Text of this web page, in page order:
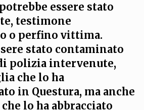
essere stato
testimone
o perfino vittima.
stato contaminato
polizia intervenute,
che lo ha
in Questura, ma anche
lo ha abbracciato